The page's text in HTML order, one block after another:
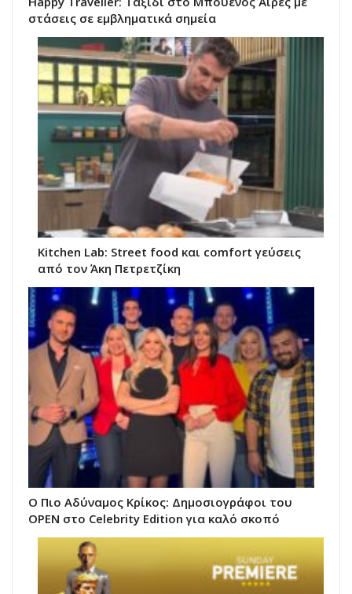
στάσεις σε εμβληματικά σημεία
Kitchen Lab: Street food και comfort γεύσεις
από τον Άκη Πετρετζίκη
Ο Πιο Αδύναμος Κρίκος: Δημοσιογράφοι του
OPEN στο Celebrity Edition για καλό σκοπό